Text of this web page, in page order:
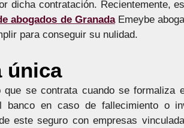
dicha contratación. Recientemente,
abogados de GranadaEmeybe
para conseguir su nulidad.
única
se contrata cuando se formaliza
en caso de fallecimiento o
este seguro con empresas